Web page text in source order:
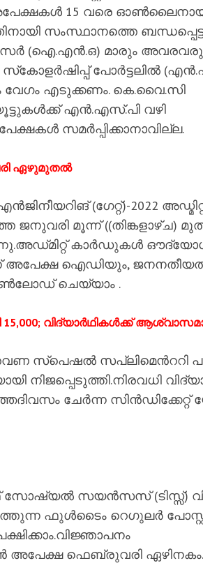
15 വരെ
സംസ്ഥാനത്തെ
(ഐ.എൻ.ഒ) മാരും
പോർട്ടലിൽ
എടുക്കണം. കെ.വൈ.സി
എൻ.എസ്.പി വഴി
സമർപ്പിക്കാനാവില്ല.
ഏഴുമുതൽ
(ഗേറ്റ്)-2022
മൂന്ന്​ ((തിങ്കളാഴ്ച)
കാർഡുകൾ
അപേക്ഷ ഐഡിയും,
ചെയ്യാം .
വിദ്യാർഥികൾക്ക്
സ്‌​പെ​ഷ​ല്‍ സ​പ്ലി​മെ​ന്‍റ​റി
നി​ജ​പ്പെ​ടു​ത്തി.നി​ര​വ​ധി
ചേ​ര്‍ന്ന സി​ന്‍ഡി​ക്കേ​റ്റ്
സോഷ്യൽ സയൻസസ്​ (ടിസ്സ്​)
ഫുൾടൈം ​​റെഗുലർ
ഫെബ്രുവരി ഏഴിനകം.